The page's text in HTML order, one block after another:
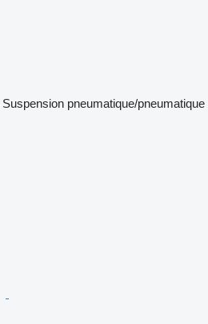
Suspension pneumatique/pneumatique